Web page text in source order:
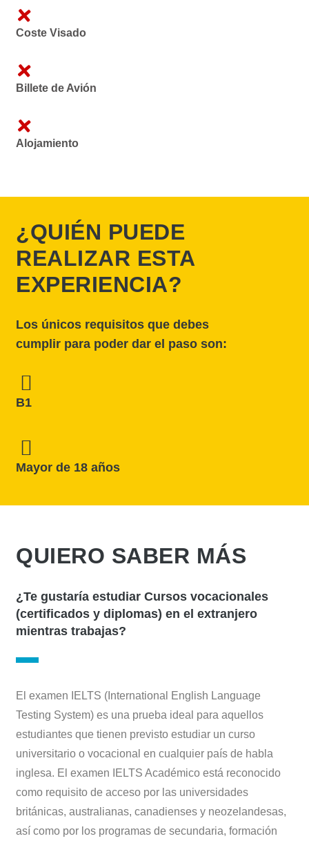
Coste Visado
Billete de Avión
Alojamiento
¿QUIÉN PUEDE
REALIZAR ESTA
EXPERIENCIA?
Los únicos requisitos que debes
cumplir para poder dar el paso son:
B1
Mayor de 18 años
QUIERO SABER MÁS
¿Te gustaría estudiar Cursos vocacionales
(certificados y diplomas) en el extranjero
mientras trabajas?
El examen IELTS (International English Language
Testing System) es una prueba ideal para aquellos
estudiantes que tienen previsto estudiar un curso
universitario o vocacional en cualquier país de habla
inglesa. El examen IELTS Académico está reconocido
como requisito de acceso por las universidades
británicas, australianas, canadienses y neozelandesas,
así como por los programas de secundaria, formación